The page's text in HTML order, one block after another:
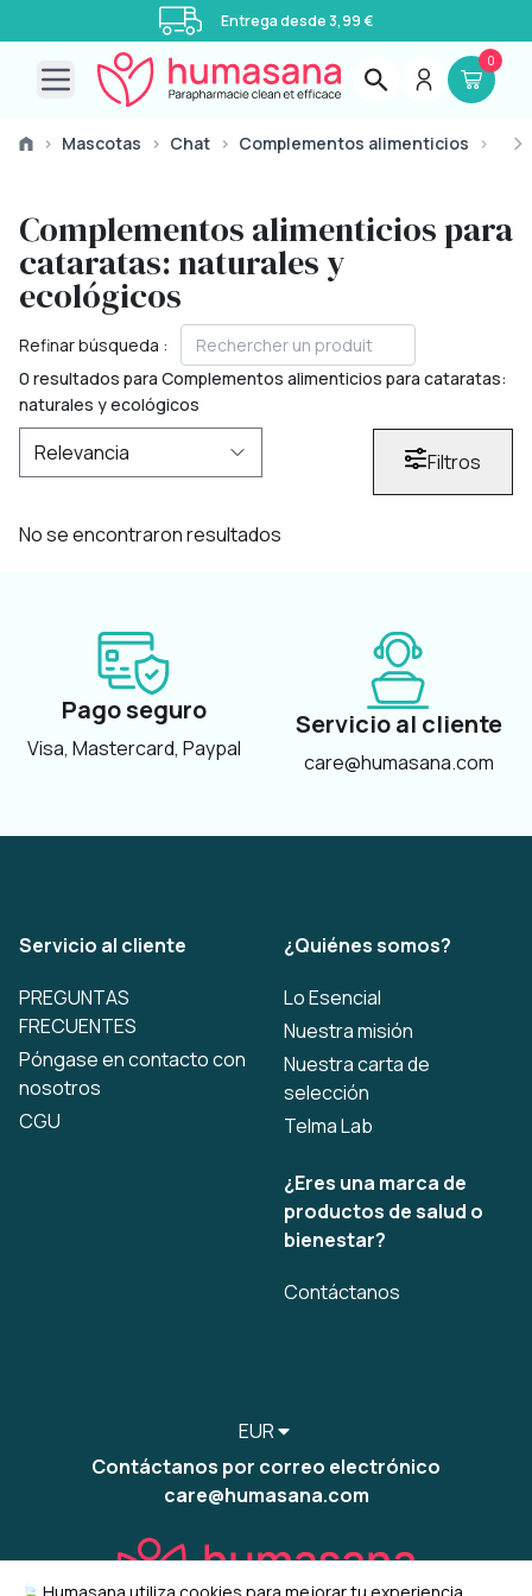
Entrega desde 3,99 €
Open main menu
0
› Mascotas › Chat › Complementos alimenticios ›
Complementos alimenticios para
cataratas: naturales y
ecológicos
Refinar búsqueda :
0 resultados para Complementos alimenticios para cataratas:
naturales y ecológicos
Filtros
No se encontraron resultados
Pago seguro
Visa, Mastercard, Paypal
Servicio al cliente
care@humasana.com
Servicio al cliente
PREGUNTAS
FRECUENTES
Póngase en contacto con
nosotros
CGU
¿Quiénes somos?
Lo Esencial
Nuestra misión
Nuestra carta de
selección
Telma Lab
¿Eres una marca de
productos de salud o
bienestar?
Contáctanos
EUR
Contáctanos por correo electrónico
care@humasana.com